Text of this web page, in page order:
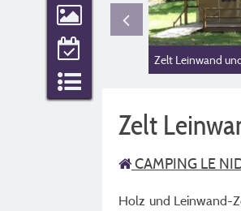
Zelt Leinwand
Zelt
CAMPING LE
Holz und Leinwand-